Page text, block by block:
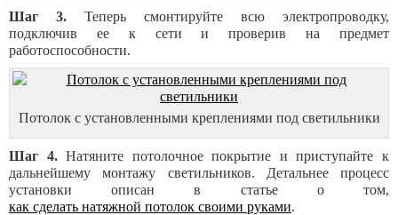
Шаг 3. Теперь смонтируйте всю электропроводку,
подключив ее к сети и проверив на предмет
работоспособности.
Потолок с установленными креплениями под светильники
Шаг 4.Натяните потолочное покрытие и приступайте к
дальнейшему монтажу светильников. Детальнее процесс
установки описан в статье о том,
как сделать натяжной потолок своими руками.